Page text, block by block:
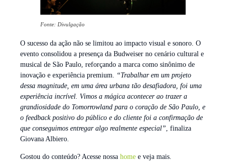
Fonte: Divulgação
O sucesso da ação não se limitou ao impacto visual e sonoro. O
evento consolidou a presença da Budweiser no cenário cultural e
musical de São Paulo, reforçando a marca como sinônimo de
inovação e experiência premium.
“Trabalhar em um projeto
dessa magnitude, em uma área urbana tão desafiadora, foi uma
experiência incrível. Vimos a mágica acontecer ao trazer a
grandiosidade do Tomorrowland para o coração de São Paulo, e
o feedback positivo do público e do cliente foi a confirmação de
que conseguimos entregar algo realmente especial” , finaliza
Giovana Albiero.
Gostou do conteúdo? Acesse nossa home e veja mais.